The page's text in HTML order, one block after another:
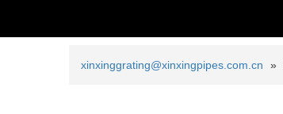
xinxinggrating@xinxingpipes.com.cn »